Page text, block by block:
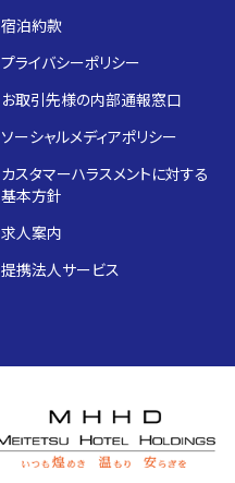
宿泊約款
プライバシーポリシー
お取引先様の内部通報窓口
ソーシャルメディアポリシー
カスタマーハラスメントに対する
基本方針
求人案内
提携法人サービス